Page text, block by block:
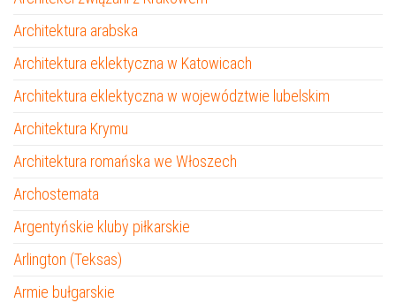
Architektura arabska
Architektura eklektyczna w Katowicach
Architektura eklektyczna w województwie lubelskim
Architektura Krymu
Architektura romańska we Włoszech
Archostemata
Argentyńskie kluby piłkarskie
Arlington (Teksas)
Armie bułgarskie